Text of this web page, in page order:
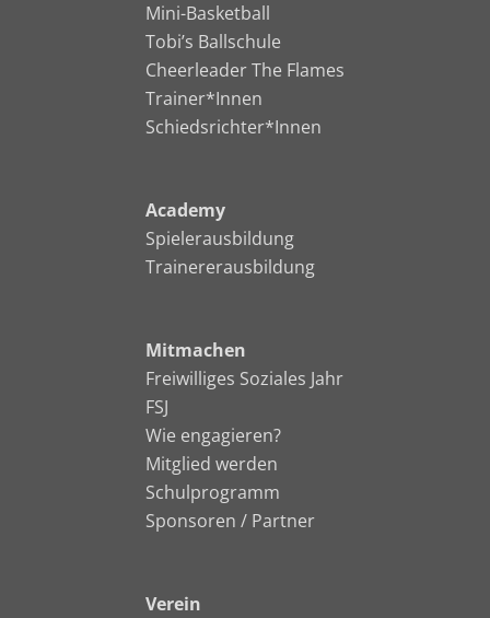
Mini-Basketball
Tobi’s Ballschule
Cheerleader The Flames
Trainer*Innen
Schiedsrichter*Innen
Academy
Spielerausbildung
Trainererausbildung
Mitmachen
Freiwilliges Soziales Jahr
FSJ
Wie engagieren?
Mitglied werden
Schulprogramm
Sponsoren / Partner
Verein